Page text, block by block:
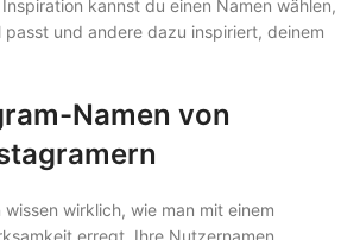
kannst du einen Namen wählen,
und andere dazu inspiriert, deinem
Namen von
wirklich, wie man mit einem
erregt. Ihre Nutzernamen